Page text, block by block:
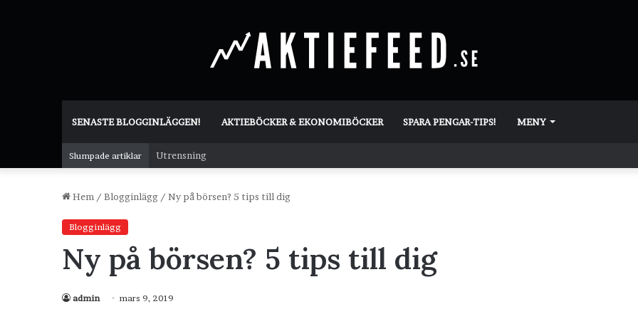
SENASTE BLOGGINLÄGGEN! AKTIEBÖCKER & EKONOMIBÖCKER SPARA PENGAR-TIPS! MENY
Slumpade artiklar Utrensning
Hem / Blogginlägg / Ny på börsen? 5 tips till dig
Blogginlägg
Ny på börsen? 5 tips till dig
admin mars 9, 2019